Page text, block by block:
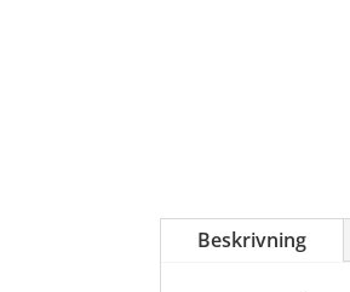
Beskrivning